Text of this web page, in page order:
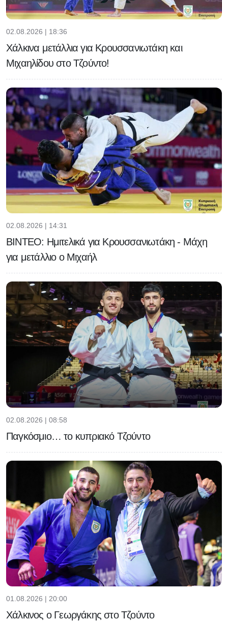
02.08.2026 | 18:36
Χάλκινα μετάλλια για Κρουσσανιωτάκη και
Μιχαηλίδου στο Τζούντο!
02.08.2026 | 14:31
ΒΙΝΤΕΟ: Ημιτελικά για Κρουσσανιωτάκη - Μάχη
για μετάλλιο ο Μιχαήλ
02.08.2026 | 08:58
Παγκόσμιο… το κυπριακό Τζούντο
01.08.2026 | 20:00
Χάλκινος ο Γεωργάκης στο Τζούντο